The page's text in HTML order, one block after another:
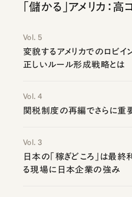
「儲かる」アメリカ
Vol. 5
変貌するアメリカでのロビ
正しいルール形成戦略とは
Vol. 4
関税制度の再編でさらに重
Vol. 3
日本の「稼ぎどころ」は最
る現場に日本企業の強み